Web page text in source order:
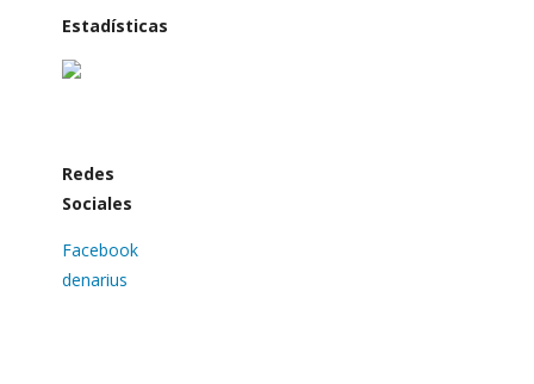
Estadísticas
Redes
Sociales
Facebook
denarius